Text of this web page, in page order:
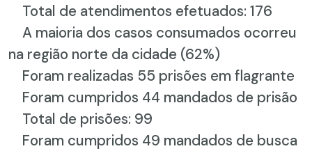
Total de atendimentos efetuados: 176
A maioria dos casos consumados ocorreu
na região norte da cidade (62%)
Foram realizadas 55 prisões em flagrante
Foram cumpridos 44 mandados de prisão
Total de prisões: 99
Foram cumpridos 49 mandados de busca